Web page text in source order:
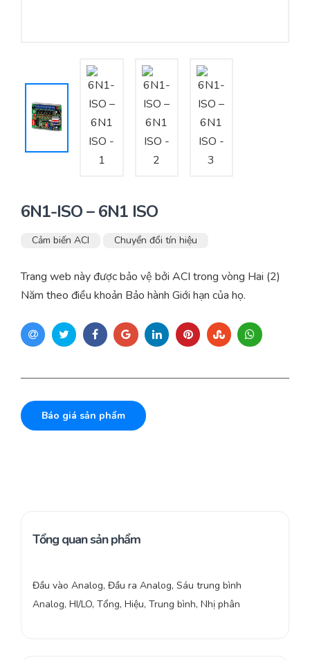
Thi công – Lắp đặt hệ thống HVAC
6N1-ISO – 6N1 ISO
Cảm biến ACI Chuyển đổi tín hiệu
Trang web này được bảo vệ bởi ACI trong vòng Hai (2)
Năm theo điều khoản Bảo hành Giới hạn của họ.
Báo giá sản phẩm
Tổng quan sản phẩm
Đầu vào Analog, Đầu ra Analog, Sáu trung bình
Analog, HI/LO, Tổng, Hiệu, Trung bình, Nhị phân